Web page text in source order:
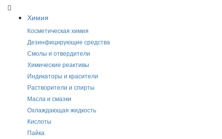
Химия
Косметическая химия
Дезинфицирующие средства
Смолы и отвердители
Химические реактивы
Индикаторы и красители
Растворители и спирты
Масла и смазки
Охлаждающая жидкость
Кислоты
Пайка